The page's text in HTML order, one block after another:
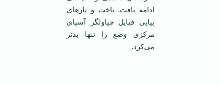
ادامه یافت. تاخت و تاز‌های
پیاپی قبایل چپاولگر آسیای
مرکزی وضع را تنها بد‌تر
می‌کرد.